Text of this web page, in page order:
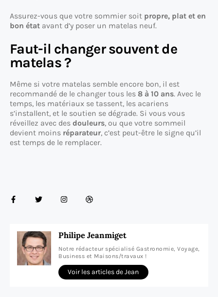
Assurez-vous que votre sommier soit propre, plat et en
bon état avant d’y poser un matelas neuf.
Faut-il changer souvent de
matelas ?
Même si votre matelas semble encore bon, il est
recommandé de le changer tous les 8 à 10 ans. Avec le
temps, les matériaux se tassent, les acariens
s’installent, et le soutien se dégrade. Si vous vous
réveillez avec des douleurs, ou que votre sommeil
devient moins réparateur, c’est peut-être le signe qu’il
est temps de le remplacer.
Philipe Jeanmiget
Notre rédacteur spécialisé Gastronomie, Voyage,
Business et Maisons/travaux !
Voir les articles de Jean